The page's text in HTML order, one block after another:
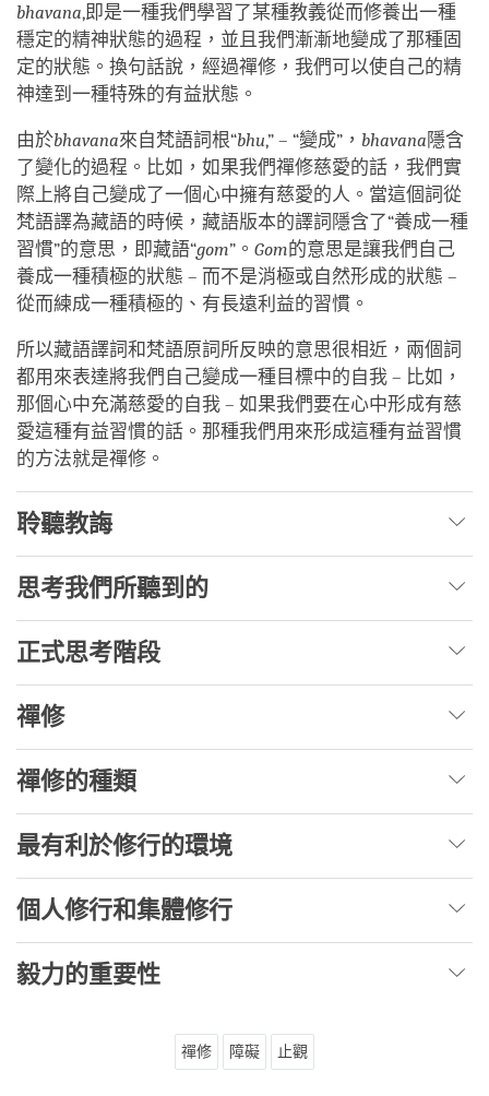
bhavana,即是一種我們學習了某種教義從而修養出一種
穩定的精神狀態的過程，並且我們漸漸地變成了那種固
定的狀態。換句話說，經過禪修，我們可以使自己的精
神達到一種特殊的有益狀態。
由於bhavana來自梵語詞根“bhu,” – “變成”， bhavana 隱含
了變化的過程。比如，如果我們禪修慈愛的話，我們實
際上將自己變成了一個心中擁有慈愛的人。當這個詞從
梵語譯為藏語的時候，藏語版本的譯詞隱含了“養成一種
習慣”的意思，即藏語“gom”。 Gom的意思是讓我們自己
養成一種積極的狀態 – 而不是消極或自然形成的狀態 –
從而練成一種積極的、有長遠利益的習慣。
所以藏語譯詞和梵語原詞所反映的意思很相近，兩個詞
都用來表達將我們自己變成一種目標中的自我 – 比如，
那個心中充滿慈愛的自我 – 如果我們要在心中形成有慈
愛這種有益習慣的話。那種我們用來形成這種有益習慣
的方法就是禪修。
聆聽教誨
思考我們所聽到的
正式思考階段
禪修
禪修的種類
最有利於修行的環境
個人修行和集體修行
毅力的重要性
禪修 障礙 止觀